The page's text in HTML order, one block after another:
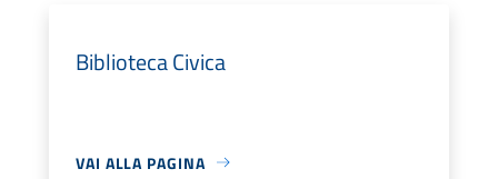
Biblioteca Civica
VAI ALLA PAGINA